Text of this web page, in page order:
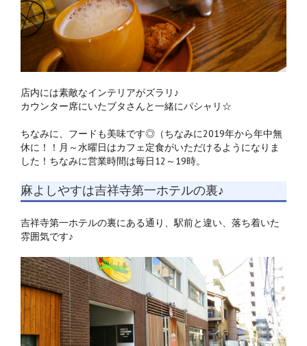
店内には素敵なインテリアがズラリ♪
カウンター席にいたブタさんと一緒にパシャリ☆
ちなみに、フードも美味です◎（ちなみに2019年から年中無
休に！！月～水曜日はカフェ定食がいただけるようになりま
した！ちなみに営業時間は毎日12～19時。
麻よしやすは吉祥寺第一ホテルの裏♪
吉祥寺第一ホテルの裏にある通り、駅前と違い、落ち着いた
雰囲気です♪